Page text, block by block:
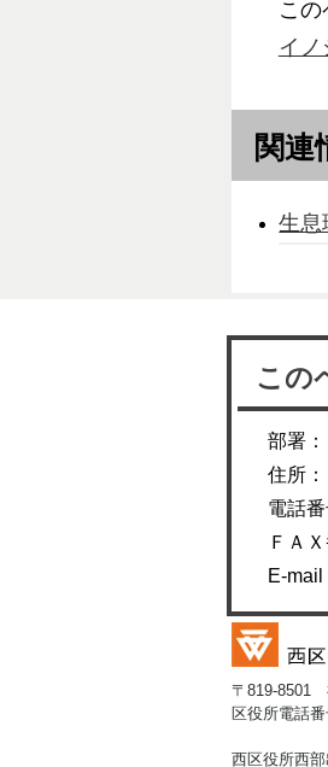
こ
イ
関連
生息
この
部署
住所
電話
ＦＡ
E-mail
〒819-8501
区役所電話
西区役所西